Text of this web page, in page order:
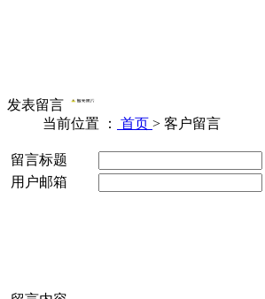
发表留言
当前位置 ：
首页 > 客户留言
留言标题
用户邮箱